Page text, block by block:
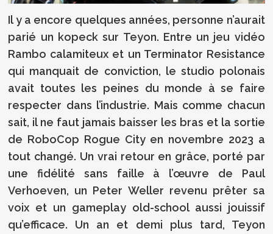
Il y a encore quelques années, personne n’aurait
parié un kopeck sur Teyon. Entre un jeu vidéo
Rambo calamiteux et un Terminator Resistance
qui manquait de conviction, le studio polonais
avait toutes les peines du monde à se faire
respecter dans l’industrie. Mais comme chacun
sait, il ne faut jamais baisser les bras et la sortie
de RoboCop Rogue City en novembre 2023 a
tout changé. Un vrai retour en grâce, porté par
une fidélité sans faille à l’œuvre de Paul
Verhoeven, un Peter Weller revenu prêter sa
voix et un gameplay old-school aussi jouissif
qu’efficace. Un an et demi plus tard, Teyon